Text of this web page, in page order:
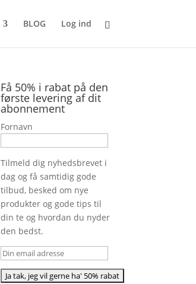
BLOG Log ind
Få 50% i rabat på den
første levering af dit
abonnement
Fornavn
Tilmeld dig nyhedsbrevet i
dag og få samtidig gode
tilbud, besked om nye
produkter og gode tips til
din te og hvordan du nyder
den bedst.